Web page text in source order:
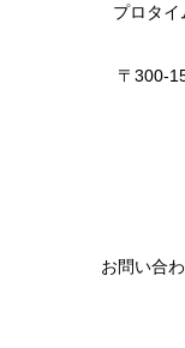
プロタ
〒300-
お問い合